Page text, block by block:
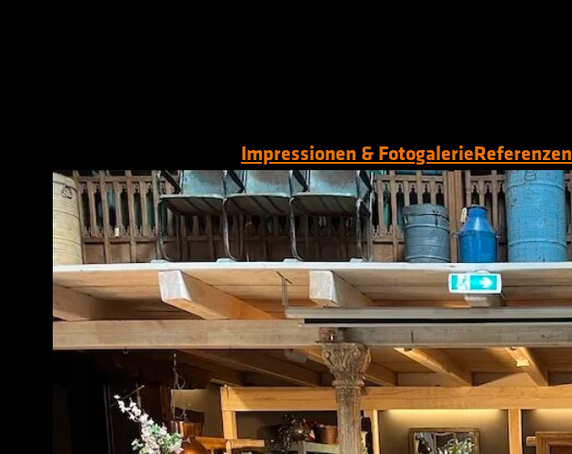
Impressionen & FotogalerieReferenzen